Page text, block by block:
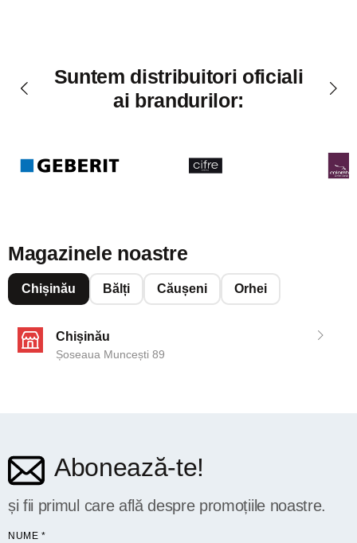
Magazinele noastre
Chișinău Bălți Căușeni Orhei
Chișinău
Șoseaua Muncești 89
Suntem distribuitori oficiali
ai brandurilor:
Abonează-te!
și fii primul care află despre promoțiile noastre.
NUME *